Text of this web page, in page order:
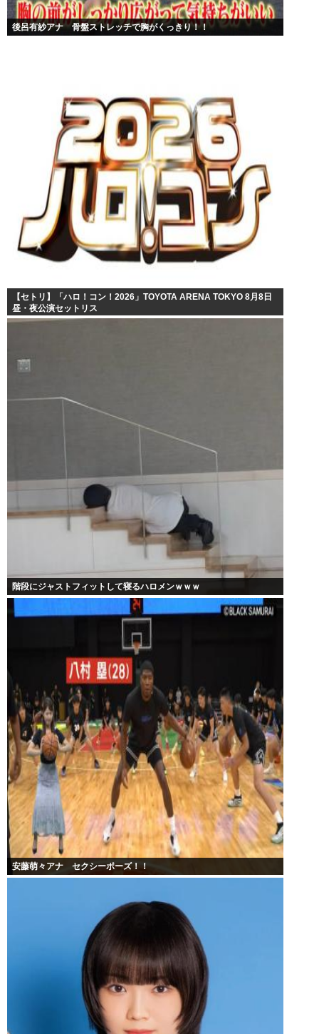
後呂有紗アナ 骨盤ストレッチで胸がくっきり！！
【セトリ】「ハロ！コン！2026」TOYOTA ARENA TOKYO 8月8日
昼・夜公演セットリス
階段にジャストフィットして寝るハロメンｗｗｗ
安藤萌々アナ セクシーポーズ！！